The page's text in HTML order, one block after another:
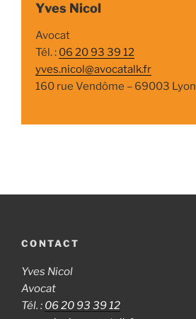
Yves Nicol
Avocat
Tél. : 06 20 93 39 12
yves.nicol@avocatalk.fr
160 rue Vendôme – 69003 Lyon
CONTACT
Yves Nicol
Avocat
Tél. : 06 20 93 39 12